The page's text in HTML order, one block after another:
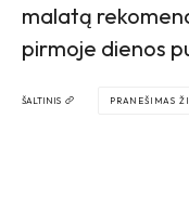
malatą
pirmoje dienos
ŠALTINIS PRANEŠIMAS